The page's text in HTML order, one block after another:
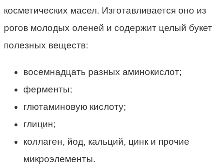
косметических масел. Изготавливается оно из
рогов молодых оленей и содержит целый букет
полезных веществ:
восемнадцать разных аминокислот;
ферменты;
глютаминовую кислоту;
глицин;
коллаген, йод, кальций, цинк и прочие
микроэлементы.